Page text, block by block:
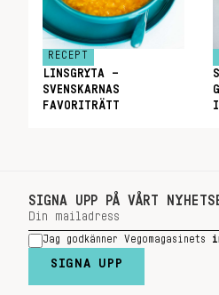
RECEPT
LINSGRYTA –
SVENSKARNAS
FAVORITRÄTT
SIGNA UPP PÅ VÅRT
Jag godkänner Vegomagasinets
SIGNA UPP